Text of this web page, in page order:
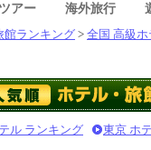
アー 海外旅行
館ランキング > 全国 高級
ル ランキング 東京 ホ